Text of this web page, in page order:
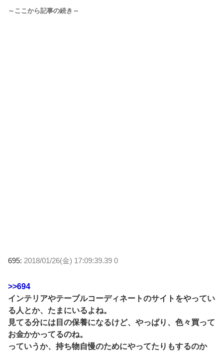
～ここから記事の続き～
695: 2018/01/26(金) 17:09:39.39 0
>>694
インテリアやテーブルコーディネートのサイトをやってい
る人とか、たまにいるよね。
見てる分には目の保養になるけど、やっぱり、色々買って
お金かかってるのね。
っていうか、持ち物自慢のためにやってたりもするのか